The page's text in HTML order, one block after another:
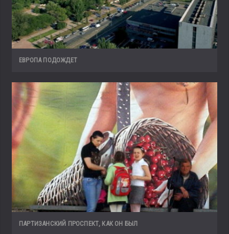
ЕВРОПА ПОДОЖДЕТ
ПАРТИЗАНСКИЙ ПРОСПЕКТ, КАК ОН БЫЛ